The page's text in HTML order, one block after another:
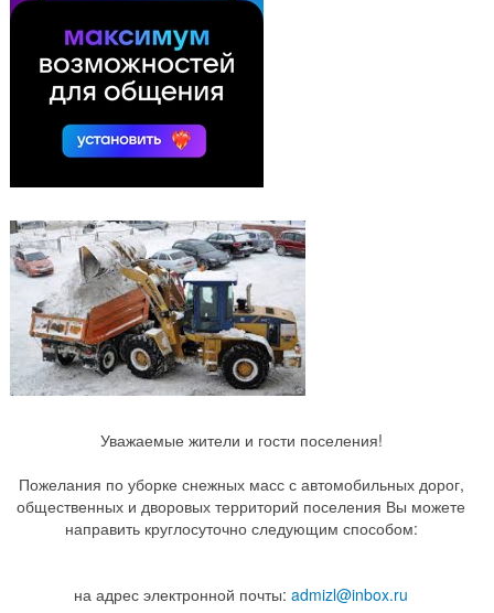
Уважаемые жители и гости поселения!
Пожелания по уборке снежных масс с автомобильных дорог,
общественных и дворовых территорий поселения Вы можете
направить круглосуточно следующим способом:
на адрес электронной почты: admizl@inbox.ru